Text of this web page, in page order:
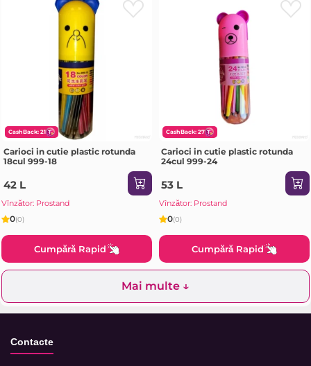
CashBack: 21
Carioci in cutie plastic rotunda
18cul 999-18
42 L
Vînzător: Prostand
0(0)
Cumpără Rapid
CashBack: 27
Carioci in cutie plastic rotunda
24cul 999-24
53 L
Vînzător: Prostand
0(0)
Cumpără Rapid
Mai multe ↓
Contacte